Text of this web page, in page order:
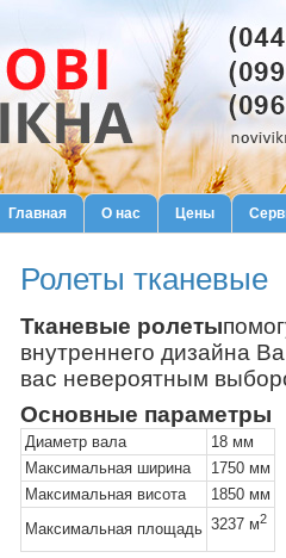
Главная О нас Цены
Ролеты тканевые
Тканевые ролеты
внутреннего дизайна
вас невероятным
Основные параметры
Диаметр вала
18 мм
Максимальная ширина
1750 мм
Максимальная висота
1850 мм
Максимальная площадь 3237 м2